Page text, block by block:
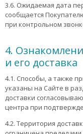
3.6. Ожидаемая дата
сообщается
при контрольном
4.
и его доставка
4.1. Способы, а также
указаны на Сайте в
доставки
центра при
4.2. Территория